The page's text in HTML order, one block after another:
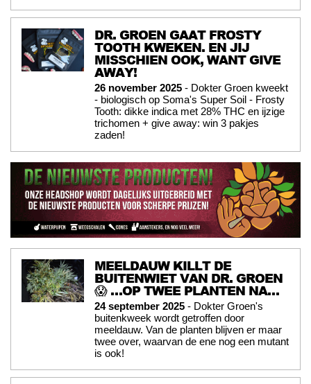
DR. GROEN GAAT FROSTY
TOOTH KWEKEN. EN JIJ
MISSCHIEN OOK, WANT GIVE
AWAY!
26 november 2025 - Dokter Groen kweekt
- biologisch op Soma's Super Soil - Frosty
Tooth: dikke indica met 28% THC en ijzige
trichomen + give away: win 3 pakjes
zaden!
MEELDAUW KILLT DE
BUITENWIET VAN DR. GROEN
😱 …OP TWEE PLANTEN NA…
24 september 2025 - Dokter Groen's
buitenkweek wordt getroffen door
meeldauw. Van de planten blijven er maar
twee over, waarvan de ene nog een mutant
is ook!